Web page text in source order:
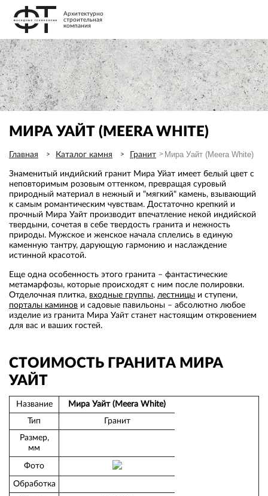
Архитектурно
строительная
компания
МИРА УАЙТ (MEERA WHITE)
Главная Каталог камня Гранит Мира Уайт (Meera White)
Знаменитый индийский гранит Мира Уйат имеет белый цвет с
неповторимым розовым оттенком, превращая суровый
природный материал в нежный и "мягкий" камень, взывающий
к самым романтическим чувствам. Достаточно крепкий и
прочный Мира Уайт производит впечатление некой индийской
твердыни, сочетая в себе твердость гранита и нежность
природы. Мужское и женское начала сплелись в единую
каменную тантру, дарующую гармонию и наслаждение
истинной красотой.
Еще одна особенность этого гранита – фантастические
метамарфозы, которые происходят с ним после полировки.
Отделочная плитка, входные группы, лестницы и ступени,
порталы каминов и садовые павильоны – абсолютно любое
изделие из гранита Мира Уайт станет настоящим откровением
для вас и ваших гостей.
СТОИМОСТЬ ГРАНИТА МИРА
УАЙТ
Название
Мира Уайт (Meera White)
Тип
Гранит
Размер,
мм
Фото
Обработка